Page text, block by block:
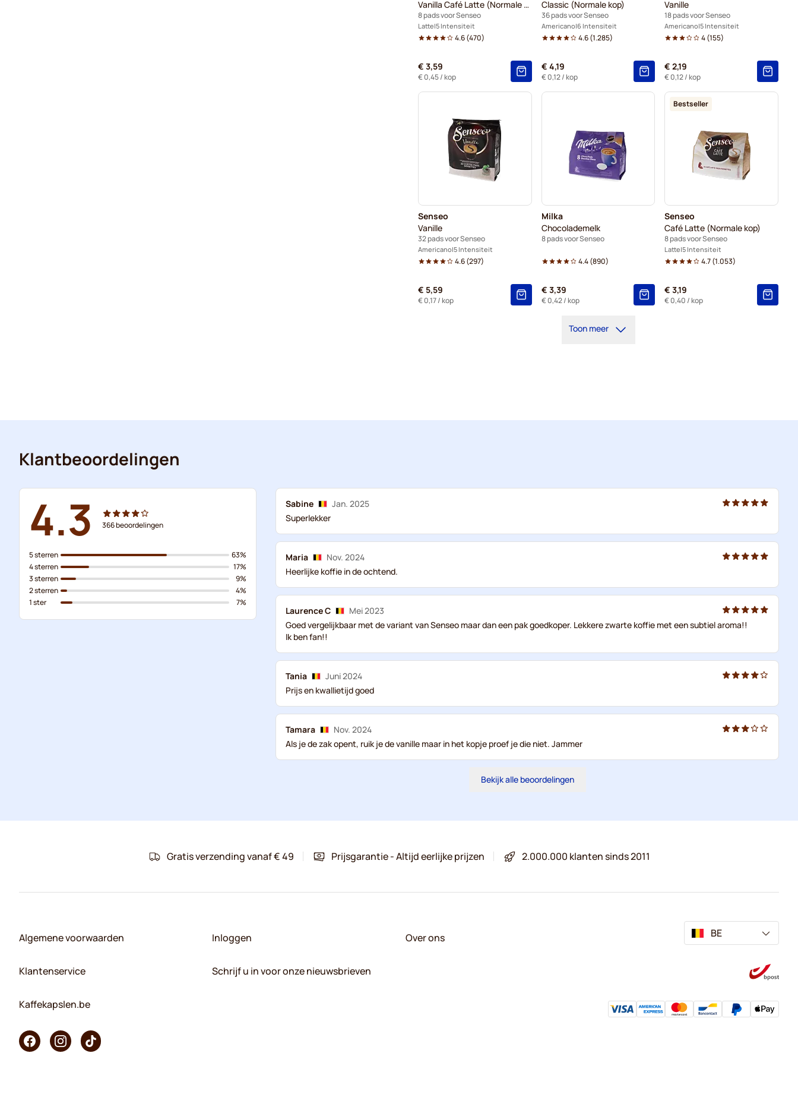
Vanilla Café Latte (Normale kop)
8 pads voor Senseo
Latte 5 Intensiteit
4.6(470)
€ 3,59
€ 0,45/ kop
Classic (Normale kop)
36 pads voor Senseo
Americano 6 Intensiteit
4.6(1.285)
€ 4,19
€ 0,12/ kop
Vanille
18 pads voor Senseo
Americano 5 Intensiteit
4(155)
€ 2,19
€ 0,12/ kop
Senseo
Vanille
32 pads voor Senseo
Americano 5 Intensiteit
4.6(297)
€ 5,59
€ 0,17/ kop
Milka
Chocolademelk
8 pads voor Senseo
4.4(890)
€ 3,39
€ 0,42/ kop
Bestseller
Senseo
Café Latte (Normale kop)
8 pads voor Senseo
Latte 5 Intensiteit
4.7(1.053)
€ 3,19
€ 0,40 / kop
Toon meer
Klantbeoordelingen
4.3 366beoordelingen
5 sterren
4 sterren
3 sterren
2 sterren
1 ster
63%
17%
9%
4%
7%
Sabine
Jan. 2025
Superlekker
Maria
Nov. 2024
Heerlijke koffie in de ochtend.
Laurence C
Mei 2023
Goed vergelijkbaar met de variant van Senseo maar dan een pak goedkoper. Lekkere zwarte koffie met een subtiel aroma!!
Ik ben fan!!
Tania
Juni 2024
Prijs en kwallietijd goed
Tamara
Nov. 2024
Als je de zak opent, ruik je de vanille maar in het kopje proef je die niet. Jammer
Bekijk alle beoordelingen
Gratis verzending vanaf € 49 Prijsgarantie - Altijd eerlijke prijzen 2.000.000 klanten sinds 2011
Algemene voorwaarden
Klantenservice
Kaffekapslen.be
Inloggen
Schrijf u in voor onze nieuwsbrieven
Over ons BE